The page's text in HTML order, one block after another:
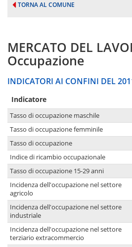
TORNA AL COMUNE
MERCATO DEL
Occupazione
INDICATORI AI CONFINI DEL
Indicatore
Tasso di occupazione maschile
Tasso di occupazione femminile
Tasso di occupazione
Indice di ricambio occupazionale
Tasso di occupazione 15-29 anni
Incidenza dell'occupazione nel settore
agricolo
Incidenza dell'occupazione nel settore
industriale
Incidenza dell'occupazione nel settore
terziario extracommercio